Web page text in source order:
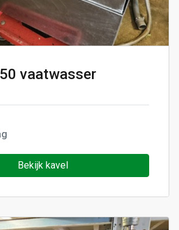
vaatwasser
Bekijk kavel